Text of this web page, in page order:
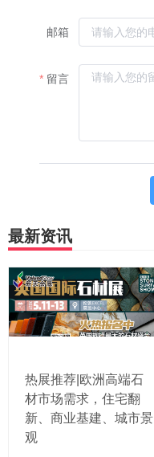
最新资讯
热展推荐|欧洲高端石
材市场需求，住宅翻
新、商业基建、城市景
观